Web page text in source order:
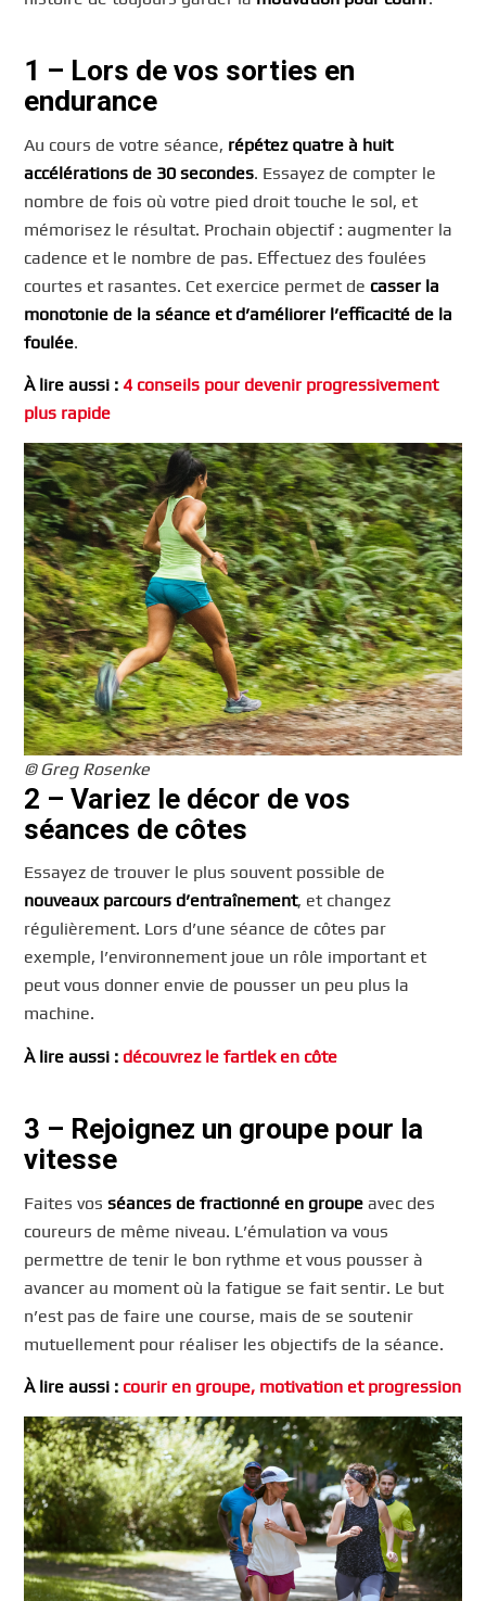
1 – Lors de vos sorties en
endurance
Au cours de votre séance, répétez quatre à huit
accélérations de 30 secondes. Essayez de compter le
nombre de fois où votre pied droit touche le sol, et
mémorisez le résultat. Prochain objectif : augmenter la
cadence et le nombre de pas. Effectuez des foulées
courtes et rasantes. Cet exercice permet de casser la
monotonie de la séance et d’améliorer l’efficacité de la
foulée.
À lire aussi :4 conseils pour devenir progressivement
plus rapide
© Greg Rosenke
2 – Variez le décor de vos
séances de côtes
Essayez de trouver le plus souvent possible de
nouveaux parcours d’entraînement, et changez
régulièrement. Lors d’une séance de côtes par
exemple, l’environnement joue un rôle important et
peut vous donner envie de pousser un peu plus la
machine.
À lire aussi : découvrez le fartlek en côte
3 – Rejoignez un groupe pour la
vitesse
Faites vosséances de fractionné en groupe avec des
coureurs de même niveau. L’émulation va vous
permettre de tenir le bon rythme et vous pousser à
avancer au moment où la fatigue se fait sentir. Le but
n’est pas de faire une course, mais de se soutenir
mutuellement pour réaliser les objectifs de la séance.
À lire aussi : courir en groupe, motivation et progression